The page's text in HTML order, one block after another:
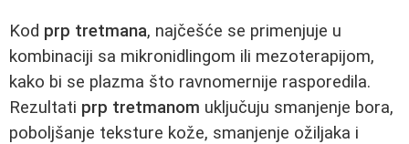
Kod prp tretmana, najčešće se primenjuje u
kombinaciji sa mikronidlingom ili mezoterapijom,
kako bi se plazma što ravnomernije rasporedila.
Rezultati prp tretmanom uključuju smanjenje bora,
poboljšanje teksture kože, smanjenje ožiljaka i